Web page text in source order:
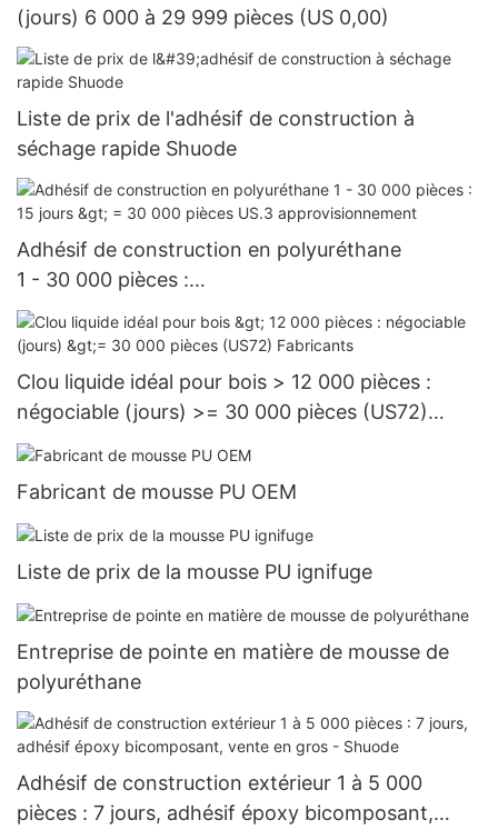
(jours) 6 000 à 29 999 pièces (US 0,00)
Liste de prix de l'adhésif de construction à
séchage rapide Shuode
Adhésif de construction en polyuréthane
1 - 30 000 pièces :
15 jours > = 30 000 pièces US.3 approvisionnem
ent
Clou liquide idéal pour bois > 12 000 pièces :
négociable (jours) >= 30 000 pièces (US72)
Fabricants
Fabricant de mousse PU OEM
Liste de prix de la mousse PU ignifuge
Entreprise de pointe en matière de mousse de
polyuréthane
Adhésif de construction extérieur 1 à 5 000
pièces : 7 jours, adhésif époxy bicomposant,